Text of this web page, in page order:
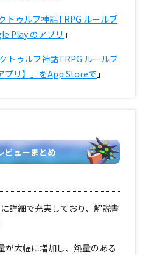
トゥルフ神話TRPG ルールブ
Play のアプリ 」
クトゥルフ神話TRPG ルールブ
プリ】」をApp Storeで 」
ビューまとめ
詳細で充実しており、解説書
が大幅に増加し、熱量のある